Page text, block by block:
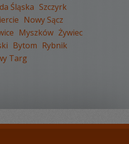
Śląska Szczyrk
Nowy Sącz
Myszków Żywiec
Bytom Rybnik
Targ